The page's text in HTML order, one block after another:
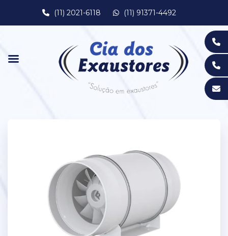
(11) 2021-6118 (11) 91371-4492